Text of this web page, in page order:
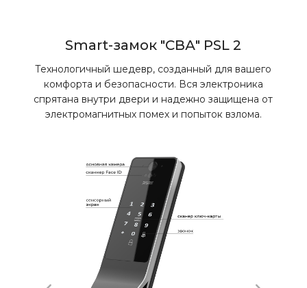
Smart-замок "СВА" PSL 2
Технологичный шедевр, созданный для вашего
комфорта и безопасности. Вся электроника
спрятана внутри двери и надежно защищена от
электромагнитных помех и попыток взлома.